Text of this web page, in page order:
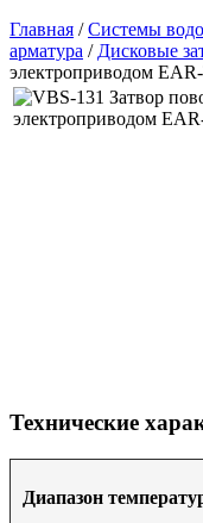
Главная /Системы
арматура / Дисковые
электроприводом
Технические
Диапазон